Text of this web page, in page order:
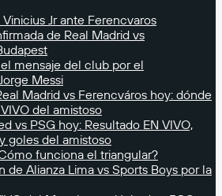
Jr ante Ferencvaros
de Real Madrid vs
mensaje del club por el
Messi
Madrid vs Ferencváros hoy: dónde
del amistoso
vs PSG hoy: Resultado EN VIVO,
goles del amistoso
funciona el triangular?
de Alianza Lima vs Sports Boys por la